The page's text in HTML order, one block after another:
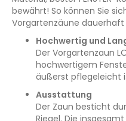
bewährt! So können Sie
Vorgartenzäune
Hochwertig und
Der Vorgartenzaun
hochwertigem
äußerst pflegeleicht
Ausstattung
Der Zaun besticht
Riegel. Die